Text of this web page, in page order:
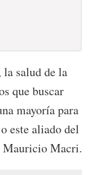
la salud de la
que buscar
mayoría para
este aliado del
Mauricio Macri.